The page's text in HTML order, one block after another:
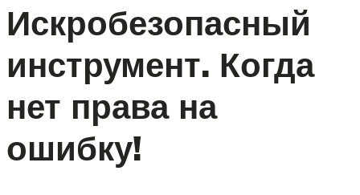
Искробезопасный
инструмент. Когда
нет права на
ошибку!